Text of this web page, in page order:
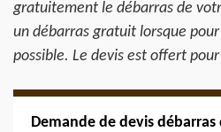
gratuitement le débarras de
un débarras gratuit lorsque
possible. Le devis est offert
Demande de devis